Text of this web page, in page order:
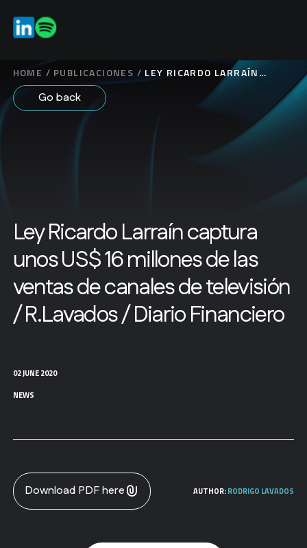
HOME / PUBLICACIONES / LEY RICARDO LARRAÍN
CAPTURA UNOS US$ 16
MILLONES DE LAS VENTAS
TELEVISIÓN / R.LAVADOS /
DIARIO FINANCIERO
Go back
Ley Ricardo Larraín captura
unos US$ 16 millones de las
ventas de canales de televisión
/ R.Lavados / Diario Financiero
02 JUNE 2020
NEWS
Download PDF here AUTHOR:RODRIGO LAVADOS